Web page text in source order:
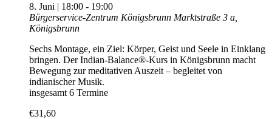
8. Juni | 18:00 - 19:00
Bürgerservice-Zentrum Königsbrunn Marktstraße 3 a,
Königsbrunn
Sechs Montage, ein Ziel: Körper, Geist und Seele in Einklang
bringen. Der Indian-Balance®-Kurs in Königsbrunn macht
Bewegung zur meditativen Auszeit – begleitet von
indianischer Musik.
insgesamt 6 Termine
€31,60